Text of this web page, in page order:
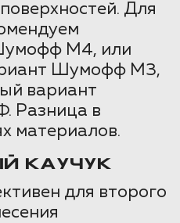
Для
М4, или
Шумофф М3,
вариант
Разница в
материалов.
КАУЧУК
для второго